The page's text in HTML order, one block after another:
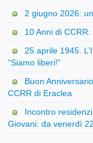
2 giugno 2026:
10 Anni di
25 aprile 1945.
“Siamo liberi!”
Buon
CCRR di Eraclea
Incontro
Giovani: da venerdì